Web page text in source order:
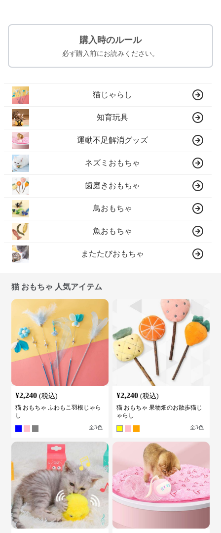
購入時のルール
必ず購入前にお読みください。
猫じゃらし
知育玩具
運動不足解消グッズ
ネズミおもちゃ
歯磨きおもちゃ
鳥おもちゃ
魚おもちゃ
またたびおもちゃ
猫 おもちゃ 人気アイテム
¥2,240 (税込)
猫 おもちゃ ふわもこ羽根じゃら
し
全3色
¥2,240 (税込)
猫 おもちゃ 果物畑のお散歩猫じ
ゃらし
全3色